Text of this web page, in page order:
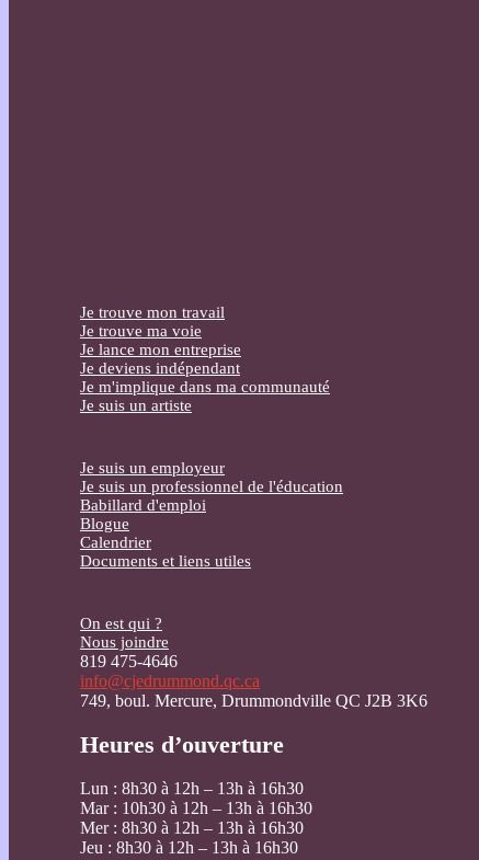
Je trouve mon travail
Je trouve ma voie
Je lance mon entreprise
Je deviens indépendant
Je m'implique dans ma communauté
Je suis un artiste
Je suis un employeur
Je suis un professionnel de l'éducation
Babillard d'emploi
Blogue
Calendrier
Documents et liens utiles
On est qui ?
Nous joindre
819 475-4646
info@cjedrummond.qc.ca
749, boul. Mercure, Drummondville QC J2B 3K6
Heures d’ouverture
Lun : 8h30 à 12h – 13h à 16h30
Mar : 10h30 à 12h – 13h à 16h30
Mer : 8h30 à 12h – 13h à 16h30
Jeu : 8h30 à 12h – 13h à 16h30